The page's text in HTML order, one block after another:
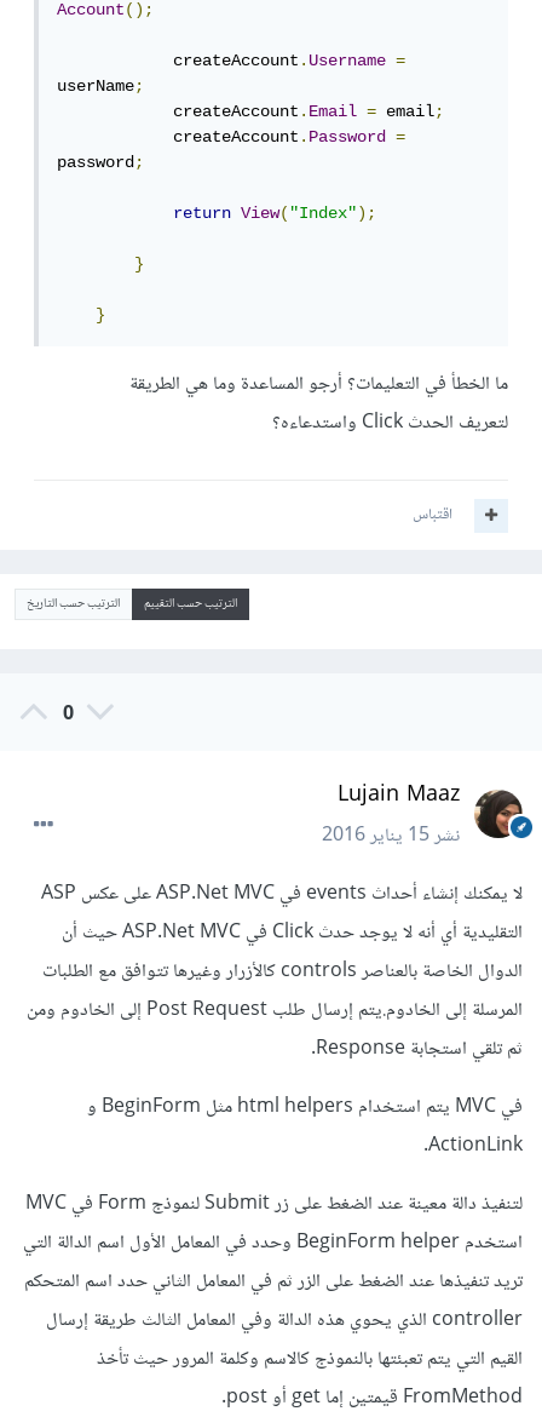
Account();
            createAccount
.Username
=
userName;
            createAccount
.Email = email;
            createAccount
.Password
=
password;
return View("Index");
}
}
ما الخطأ في التعليمات؟ أرجو المساعدة وما هي الطريقة
لتعريف الحدث Click واستدعاءه؟
اقتباس
الترتيب حسب التقييم الترتيب حسب التاريخ
0
Lujain Maaz
نشر15 يناير 2016
لا يمكنك إنشاء أحداث events في ASP.Net MVC على عكس ASP
التقليدية أي أنه لا يوجد حدث Click في ASP.Net MVC حيث أن
الدوال الخاصة بالعناصر controls كالأزرار وغيرها تتوافق مع الطلبات
المرسلة إلى الخادوم.يتم إرسال طلب Post Request إلى الخادوم ومن
ثم تلقي استجابة Response.
في MVC يتم استخدام html helpers مثل BeginForm و
ActionLink.
لتنفيذ دالة معينة عند الضغط على زر Submit لنموذج Form في MVC
استخدم
BeginForm helper وحدد في المعامل الأول اسم الدالة التي
تريد تنفيذها عند الضغط على الزر ثم في المعامل الثاني حدد اسم المتحكم
controller الذي يحوي هذه الدالة وفي المعامل الثالث طريقة إرسال
القيم التي يتم تعبئتها بالنموذج كالاسم وكلمة المرور حيث تأخذ
FromMethod قيمتين إما get أو post.